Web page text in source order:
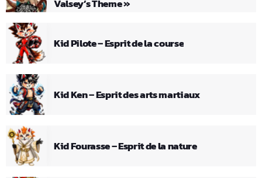
Valsey’s Theme »
Kid Pilote – Esprit de la course
Kid Ken – Esprit des arts martiaux
Kid Fourasse – Esprit de la nature